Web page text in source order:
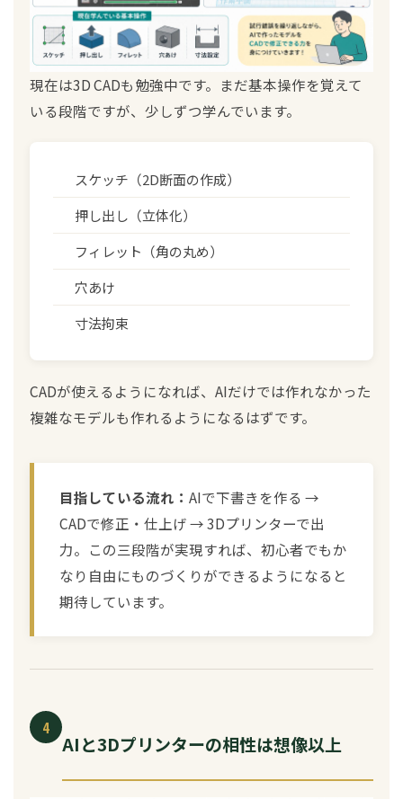
現在は3D CADも勉強中です。まだ基本操作を覚えて
いる段階ですが、少しずつ学んでいます。
スケッチ（2D断面の作成）
押し出し（立体化）
フィレット（角の丸め）
穴あけ
寸法拘束
CADが使えるようになれば、AIだけでは作れなかった
複雑なモデルも作れるようになるはずです。
目指している流れ： AIで下書きを作る →
CADで修正・仕上げ → 3Dプリンターで出
力。この三段階が実現すれば、初心者でもか
なり自由にものづくりができるようになると
期待しています。
4
AIと3Dプリンターの相性は想像以上